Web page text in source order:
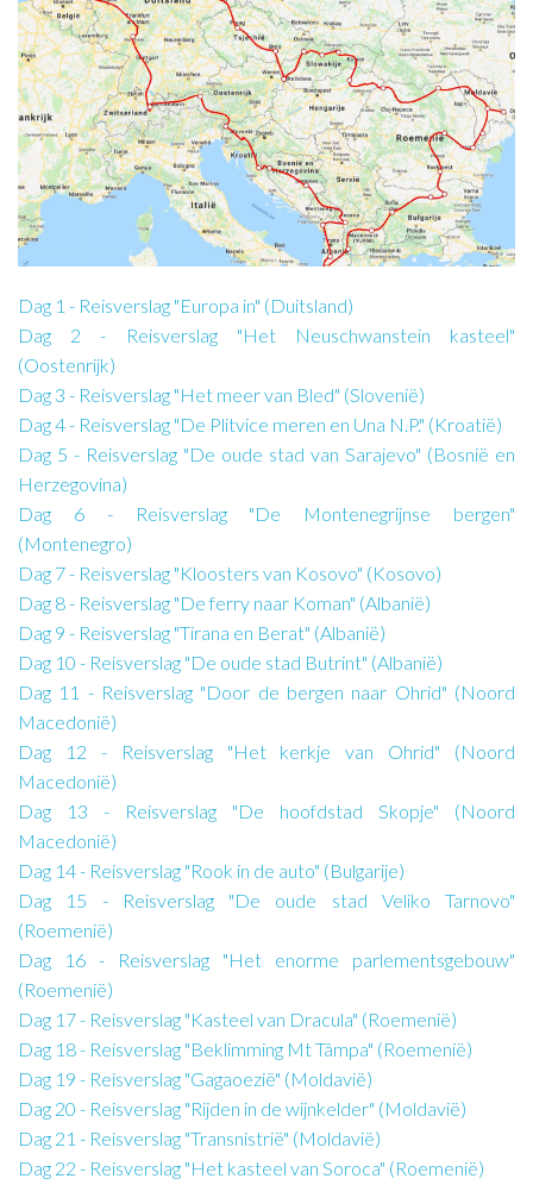
Dag 1 - Reisverslag "Europa in" (Duitsland)
Dag 2 - Reisverslag "Het Neuschwanstein kasteel"
(Oostenrijk)
Dag 3 - Reisverslag "Het meer van Bled" (Slovenië)
Dag 4 - Reisverslag "De Plitvice meren en Una N.P." (Kroatië)
Dag 5 - Reisverslag "De oude stad van Sarajevo" (Bosnië en
Herzegovina)
Dag 6 - Reisverslag "De Montenegrijnse bergen"
(Montenegro)
Dag 7 - Reisverslag "Kloosters van Kosovo" (Kosovo)
Dag 8 - Reisverslag "De ferry naar Koman" (Albanië)
Dag 9 - Reisverslag "Tirana en Berat" (Albanië)
Dag 10 - Reisverslag "De oude stad Butrint" (Albanië)
Dag 11 - Reisverslag "Door de bergen naar Ohrid" (Noord
Macedonië)
Dag 12 - Reisverslag "Het kerkje van Ohrid" (Noord
Macedonië)
Dag 13 - Reisverslag "De hoofdstad Skopje" (Noord
Macedonië)
Dag 14 - Reisverslag "Rook in de auto" (Bulgarije)
Dag 15 - Reisverslag "De oude stad Veliko Tarnovo"
(Roemenië)
Dag 16 - Reisverslag "Het enorme parlementsgebouw"
(Roemenië)
Dag 17 - Reisverslag "Kasteel van Dracula" (Roemenië)
Dag 18 - Reisverslag "Beklimming Mt Tâmpa" (Roemenië)
Dag 19 - Reisverslag "Gagaoezië" (Moldavië)
Dag 20 - Reisverslag "Rijden in de wijnkelder" (Moldavië)
Dag 21 - Reisverslag "Transnistrië" (Moldavië)
Dag 22 - Reisverslag "Het kasteel van Soroca" (Roemenië)